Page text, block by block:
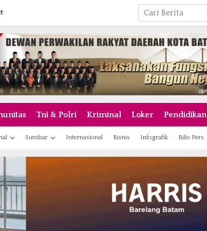
Tni & Polri Kriminal Loker Pendidikan
Sumbar Internasional Bisnis Infografik Rilis Pers